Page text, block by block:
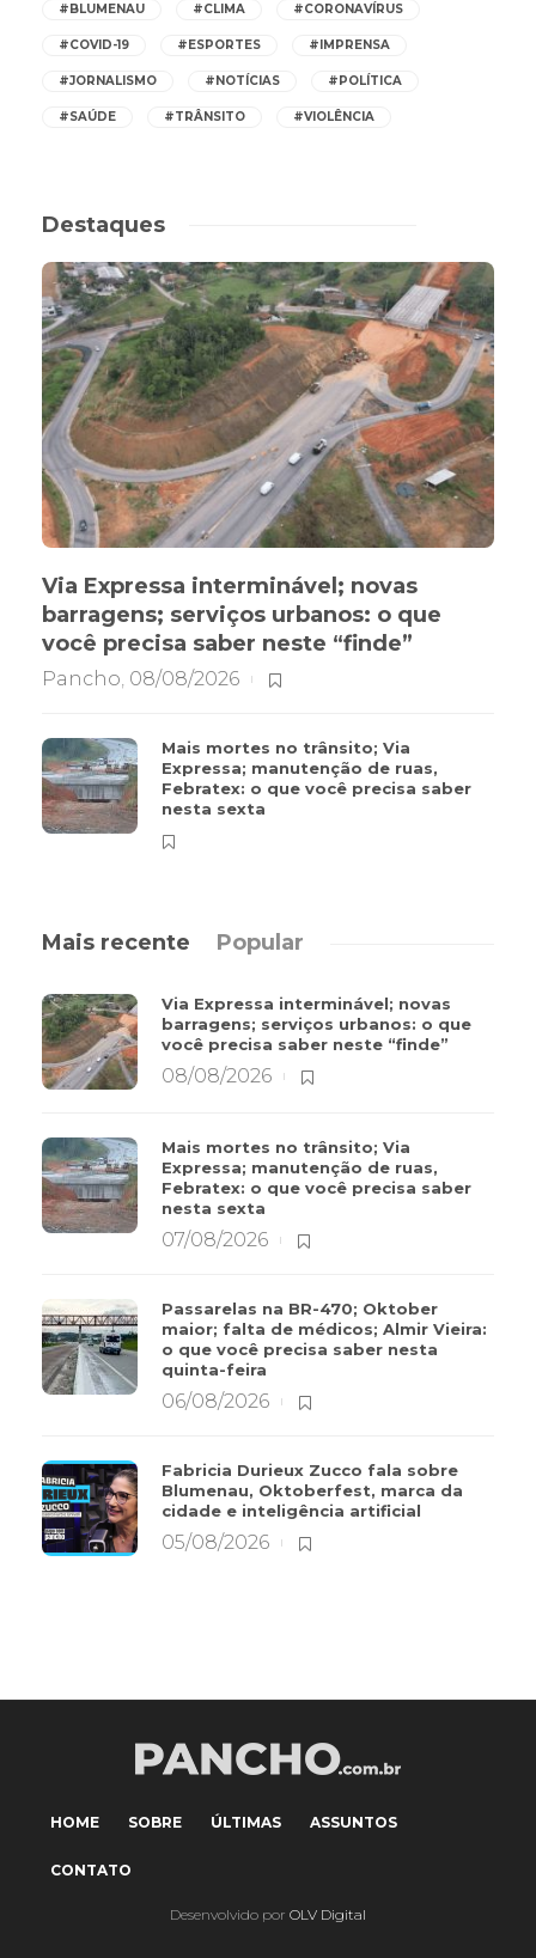
#BLUMENAU #CLIMA #CORONAVÍRUS
#COVID-19 #ESPORTES #IMPRENSA
#JORNALISMO #NOTÍCIAS #POLÍTICA
#SAÚDE #TRÂNSITO #VIOLÊNCIA
Destaques
Via Expressa interminável; novas
barragens; serviços urbanos: o que
você precisa saber neste “finde”
Pancho 08/08/2026
Mais mortes no trânsito; Via
Expressa; manutenção de ruas,
Febratex: o que você precisa saber
nesta sexta
Mais recente Popular
Via Expressa interminável; novas
barragens; serviços urbanos: o que
você precisa saber neste “finde”
08/08/2026
Mais mortes no trânsito; Via
Expressa; manutenção de ruas,
Febratex: o que você precisa saber
nesta sexta
07/08/2026
Passarelas na BR-470; Oktober
maior; falta de médicos; Almir Vieira:
o que você precisa saber nesta
quinta-feira
06/08/2026
Fabricia Durieux Zucco fala sobre
Blumenau, Oktoberfest, marca da
cidade e inteligência artificial
05/08/2026
HOME SOBRE ÚLTIMAS ASSUNTOS
CONTATO
Desenvolvido por OLV Digital